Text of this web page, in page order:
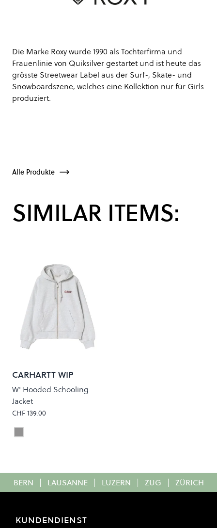
Die Marke Roxy wurde 1990 als Tochterfirma und
Frauenlinie von Quiksilver gestartet und ist heute das
grösste Streetwear Label aus der Surf-, Skate- und
Snowboardszene, welches eine Kollektion nur für Girls
produziert.
Alle Produkte
SIMILAR ITEMS:
CARHARTT WIP
W' Hooded Schooling
Jacket
CHF 139.00
Colour
Ash Heather
BERN | LAUSANNE | LUZERN | ZUG | ZÜRICH
KUNDENDIENST